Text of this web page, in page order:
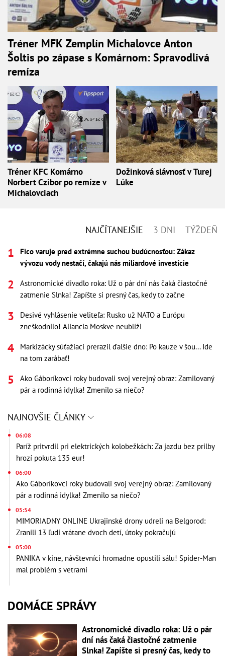
Tréner MFK Zemplín Michalovce Anton
Šoltis po zápase s Komárnom: Spravodlivá
remíza
Tréner KFC Komárno
Norbert Czibor po remíze v
Michalovciach
Dožinková slávnosť v Turej
Lúke
NAJČÍTANEJŠIE 3 DNI TÝŽDEŇ
Fico varuje pred extrémne suchou budúcnosťou: Zákaz
vývozu vody nestačí, čakajú nás miliardové investície
Astronomické divadlo roka: Už o pár dní nás čaká čiastočné
zatmenie Slnka! Zapíšte si presný čas, kedy to začne
Desivé vyhlásenie veliteľa: Rusko už NATO a Európu
zneškodnilo! Aliancia Moskve neublíži
Markizácky súťažiaci prerazil ďalšie dno: Po kauze v šou... Ide
na tom zarábať!
Ako Gáboríkovci roky budovali svoj verejný obraz: Zamilovaný
pár a rodinná idylka! Zmenilo sa niečo?
NAJNOVŠIE ČLÁNKY
06:08
Paríž pritvrdil pri elektrických kolobežkách: Za jazdu bez prilby
hrozí pokuta 135 eur!
06:00
Ako Gáboríkovci roky budovali svoj verejný obraz: Zamilovaný
pár a rodinná idylka! Zmenilo sa niečo?
05:54
MIMORIADNY ONLINE Ukrajinské drony udreli na Belgorod:
Zranili 13 ľudí vrátane dvoch detí, útoky pokračujú
05:00
PANIKA v kine, návštevníci hromadne opustili sálu! Spider-Man
mal problém s vetrami
DOMÁCE SPRÁVY
Astronomické divadlo roka: Už o pár
dní nás čaká čiastočné zatmenie
Slnka! Zapíšte si presný čas, kedy to